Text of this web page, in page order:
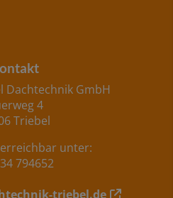
Öffnungszeiten
Dachtechnik GmbH
4
Triebel
unter:
794652
triebel.de